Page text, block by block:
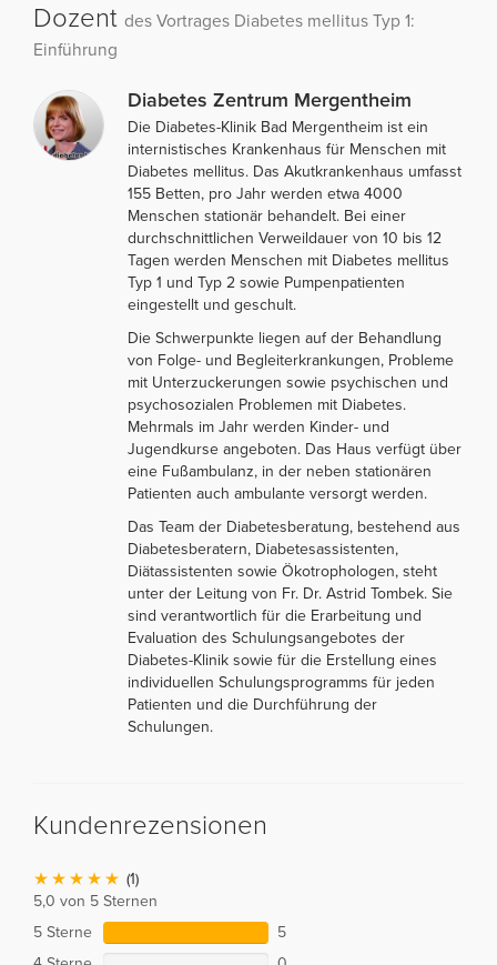
Dozent des Vortrages Diabetes mellitus Typ 1:
Einführung
Diabetes Zentrum Mergentheim
Die Diabetes-Klinik Bad Mergentheim ist ein
internistisches Krankenhaus für Menschen mit
Diabetes mellitus. Das Akutkrankenhaus umfasst
155 Betten, pro Jahr werden etwa 4000
Menschen stationär behandelt. Bei einer
durchschnittlichen Verweildauer von 10 bis 12
Tagen werden Menschen mit Diabetes mellitus
Typ 1 und Typ 2 sowie Pumpenpatienten
eingestellt und geschult.
Die Schwerpunkte liegen auf der Behandlung
von Folge- und Begleiterkrankungen, Probleme
mit Unterzuckerungen sowie psychischen und
psychosozialen Problemen mit Diabetes.
Mehrmals im Jahr werden Kinder- und
Jugendkurse angeboten. Das Haus verfügt über
eine Fußambulanz, in der neben stationären
Patienten auch ambulante versorgt werden.
Das Team der Diabetesberatung, bestehend aus
Diabetesberatern, Diabetesassistenten,
Diätassistenten sowie Ökotrophologen, steht
unter der Leitung von Fr. Dr. Astrid Tombek. Sie
sind verantwortlich für die Erarbeitung und
Evaluation des Schulungsangebotes der
Diabetes-Klinik sowie für die Erstellung eines
individuellen Schulungsprogramms für jeden
Patienten und die Durchführung der
Schulungen.
Kundenrezensionen
(1)
5,0 von 5 Sternen
5 Sterne
5